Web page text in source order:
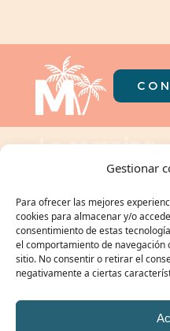
Gestionar
Para ofrecer las mejores
cookies para almacenar y/o
consentimiento de estas
el comportamiento de navegación
sitio. No consentir o retirar el
negativamente a ciertas
Le camping
dans votre
NOTRE